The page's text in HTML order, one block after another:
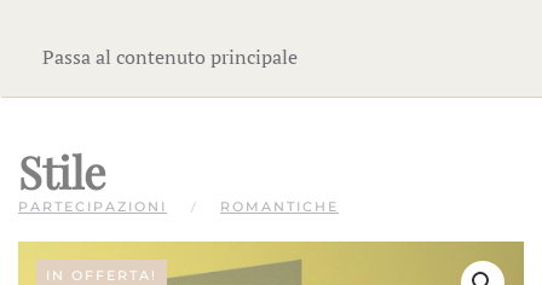
Passa al contenuto principale
Stile
PARTECIPAZIONI ROMANTICHE
IN OFFERTA!